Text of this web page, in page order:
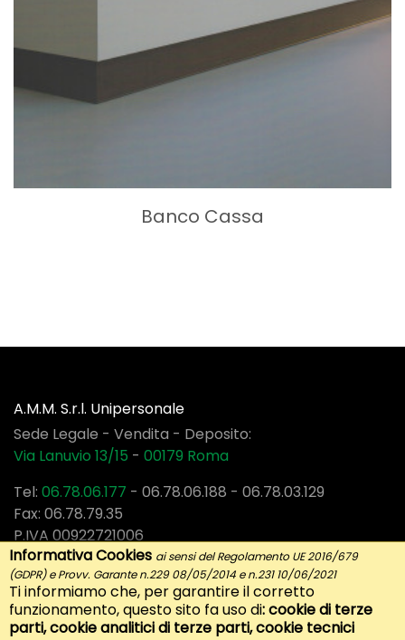
Banco Cassa
A.M.M. S.r.l. Unipersonale
Sede Legale - Vendita - Deposito:
Via Lanuvio 13/15 - 00179 Roma
Tel: 06.78.06.177 - 06.78.06.188 - 06.78.03.129
Fax: 06.78.79.35
P.IVA 00922721006
Social
Informativa Cookies ai sensi del Regolamento UE 2016/679
(GDPR) e Provv. Garante n.229 08/05/2014 e n.231 10/06/2021
Ti informiamo che, per garantire il corretto
funzionamento, questo sito fa uso di: cookie di terze
parti, cookie analitici di terze parti, cookie tecnici